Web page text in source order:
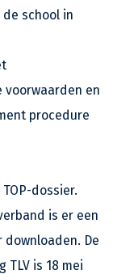
school in
voorwaarden en
procedure
dossier.
is er een
De
is 18 mei